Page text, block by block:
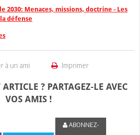
2030: Menaces, missions, doctrine - Les
défense
à un ami Imprimer
? PARTAGEZ-LE AVEC
VOS AMIS !
ABONNEZ-